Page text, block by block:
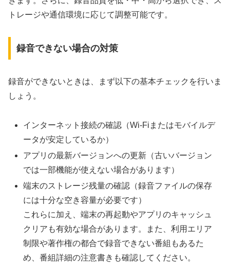
トレージや通信環境に応じて調整可能です。
録音できない場合の対策
録音ができないときは、まず以下の基本チェックを行いま
しょう。
インターネット接続の確認（Wi-Fiまたはモバイルデ
ータが安定しているか）
アプリの最新バージョンへの更新（古いバージョン
では一部機能が使えない場合があります）
端末のストレージ残量の確認（録音ファイルの保存
には十分な空き容量が必要です）
これらに加え、端末の再起動やアプリのキャッシュ
クリアも有効な場合があります。また、利用エリア
制限や著作権の都合で録音できない番組もあるた
め、番組詳細の注意書きも確認してください。